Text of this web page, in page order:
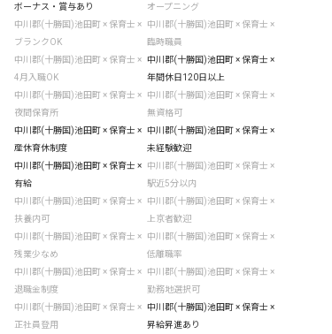
ボーナス・賞与あり
オープニング
中川郡(十勝国)池田町 × 保育士 ×
ブランクOK
中川郡(十勝国)池田町 × 保育士 ×
臨時職員
中川郡(十勝国)池田町 × 保育士 ×
4月入職OK
中川郡(十勝国)池田町 × 保育士 ×
年間休日120日以上
中川郡(十勝国)池田町 × 保育士 ×
夜間保育所
中川郡(十勝国)池田町 × 保育士 ×
無資格可
中川郡(十勝国)池田町 × 保育士 ×
産休育休制度
中川郡(十勝国)池田町 × 保育士 ×
未経験歓迎
中川郡(十勝国)池田町 × 保育士 ×
有給
中川郡(十勝国)池田町 × 保育士 ×
駅近5分以内
中川郡(十勝国)池田町 × 保育士 ×
扶養内可
中川郡(十勝国)池田町 × 保育士 ×
上京者歓迎
中川郡(十勝国)池田町 × 保育士 ×
残業少なめ
中川郡(十勝国)池田町 × 保育士 ×
低離職率
中川郡(十勝国)池田町 × 保育士 ×
退職金制度
中川郡(十勝国)池田町 × 保育士 ×
勤務地選択可
中川郡(十勝国)池田町 × 保育士 ×
正社員登用
中川郡(十勝国)池田町 × 保育士 ×
昇給昇進あり